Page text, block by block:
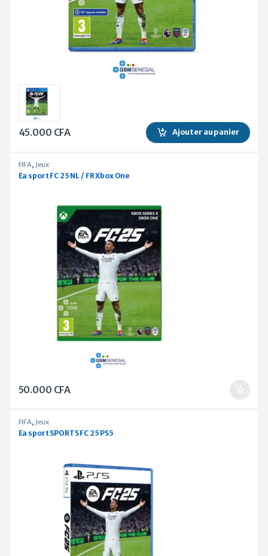
45.000 CFA Ajouter au panier
FIFA, Jeux
Ea sport FC 25 NL / FR Xbox One
50.000 CFA
FIFA, Jeux
Ea sport SPORTS FC 25 PS5